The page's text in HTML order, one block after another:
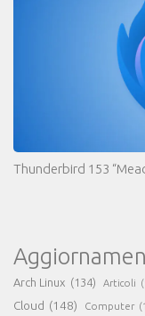
Thunderbird 153
Arch Linux (134) Articoli
Cloud (148) Computer